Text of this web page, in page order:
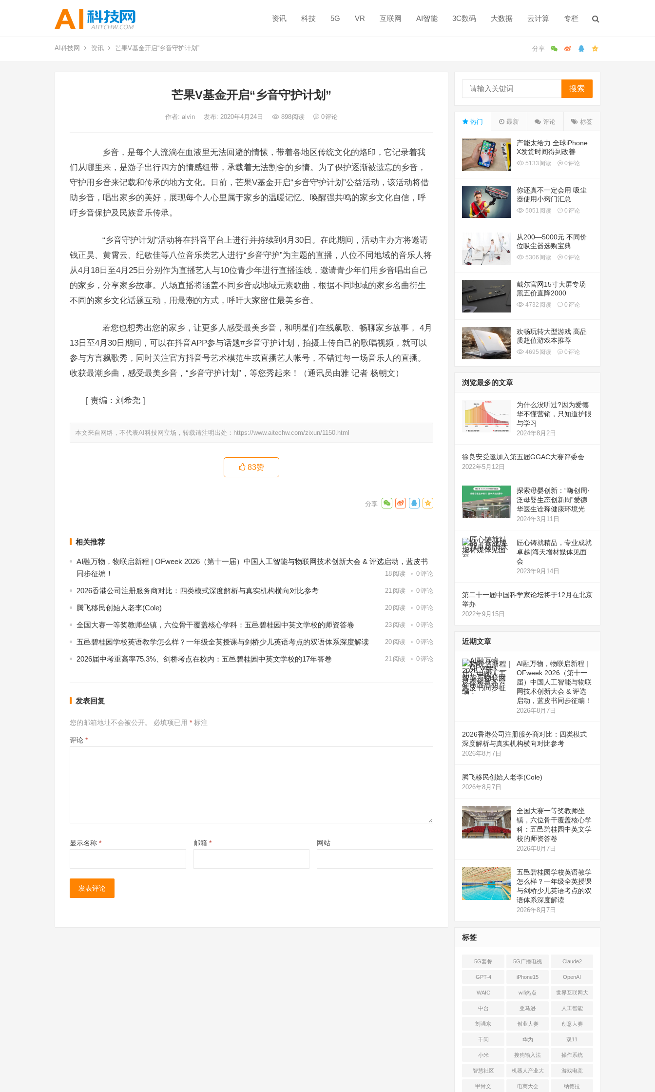
资讯 科技 5G VR 互联网 AI智能 3C数码 大数据 云计算 专栏
AI科技网 资讯 芒果V基金开启“乡音守护计划”
芒果V基金开启“乡音守护计划”
作者: alvin 发布: 2020年4月24日 898阅读 0评论
乡音，是每个人流淌在血液里无法回避的情愫，带着各地区传统文化的烙印，它记录着我
们从哪里来，是游子出行四方的情感纽带，承载着无法割舍的乡情。为了保护逐渐被遗忘的乡音，
守护用乡音来记载和传承的地方文化。日前，芒果V基金开启“乡音守护计划”公益活动，该活动将借
助乡音，唱出家乡的美好，展现每个人心里属于家乡的温暖记忆、唤醒强共鸣的家乡文化自信，呼
吁乡音保护及民族音乐传承。
“乡音守护计划”活动将在抖音平台上进行并持续到4月30日。在此期间，活动主办方将邀请
钱正昊、黄霄云、纪敏佳等八位音乐类艺人进行“乡音守护”为主题的直播，八位不同地域的音乐人将
从4月18日至4月25日分别作为直播艺人与10位青少年进行直播连线，邀请青少年们用乡音唱出自己
的家乡，分享家乡故事。八场直播将涵盖不同乡音或地域元素歌曲，根据不同地域的家乡名曲衍生
不同的家乡文化话题互动，用最潮的方式，呼吁大家留住最美乡音。
若您也想秀出您的家乡，让更多人感受最美乡音，和明星们在线飙歌、畅聊家乡故事， 4月
13日至4月30日期间，可以在抖音APP参与话题#乡音守护计划，拍摄上传自己的歌唱视频，就可以
参与方言飙歌秀，同时关注官方抖音号艺术模范生或直播艺人帐号，不错过每一场音乐人的直播。
收获最潮乡曲，感受最美乡音，“乡音守护计划”，等您秀起来！（通讯员由雅 记者 杨朝文）
[ 责编：刘希尧 ]
本文来自网络，不代表AI科技网立场，转载请注明出处： https://www.aitechw.com/zixun/1150.html
83赞
相关推荐
AI融万物，物联启新程 | OFweek 2026（第十一届）中国人工智能与物联网技术创新大会 & 评选启动，蓝皮书
同步征编！
18 阅读 0评论
2026香港公司注册服务商对比：四类模式深度解析与真实机构横向对比参考 21 阅读 0评论
腾飞移民创始人老李(Cole) 20 阅读 0评论
全国大赛一等奖教师坐镇，六位骨干覆盖核心学科：五邑碧桂园中英文学校的师资答卷 23 阅读 0评论
五邑碧桂园学校英语教学怎么样？一年级全英授课与剑桥少儿英语考点的双语体系深度解读 20 阅读 0评论
2026届中考重高率75.3%、剑桥考点在校内：五邑碧桂园中英文学校的17年答卷 21 阅读 0评论
发表回复
您的邮箱地址不会被公开。 必填项已用 * 标注
评论 *
显示名称 * 邮箱 * 网站
搜索
热门 最新 评论 标签
产能太给力 全球iPhone
X发货时间得到改善
5133 阅读 0评论
你还真不一定会用 吸尘
器使用小窍门汇总
5051 阅读 0评论
从200—5000元 不同价
位吸尘器选购宝典
5306 阅读 0评论
戴尔官网15寸大屏专场
黑五价直降2000
4732 阅读 0评论
欢畅玩转大型游戏 高品
质超值游戏本推荐
4695 阅读 0评论
浏览最多的文章
为什么没听过?因为爱德
华不懂营销，只知道护眼
与学习
2024年8月2日
徐良安受邀加入第五届GGAC大赛评委会
2022年5月12日
探索母婴创新：“嗨创周·
泛母婴生态创新周”爱德
华医生诠释健康环境光
2024年3月11日
匠心铸就精品，专业成就
卓越|海天增材媒体见面
会
2023年9月14日
第二十一届中国科学家论坛将于12月在北京
举办
2022年9月15日
近期文章
AI融万物，物联启新程 |
OFweek 2026（第十一
届）中国人工智能与物联
网技术创新大会 & 评选
启动，蓝皮书同步征编！
2026年8月7日
2026香港公司注册服务商对比：四类模式
深度解析与真实机构横向对比参考
2026年8月7日
腾飞移民创始人老李(Cole)
2026年8月7日
全国大赛一等奖教师坐
镇，六位骨干覆盖核心学
科：五邑碧桂园中英文学
校的师资答卷
2026年8月7日
五邑碧桂园学校英语教学
怎么样？一年级全英授课
与剑桥少儿英语考点的双
语体系深度解读
2026年8月7日
标签
5G套餐 5G广播电视 Claude2
GPT-4 iPhone15 OpenAI
WAIC wifi热点 世界互联网大
会
中台 亚马逊 人工智能
刘强东 创业大赛 创意大赛
千问 华为 双11
小米 搜狗输入法 操作系统
智慧社区 机器人产业大
会
游戏电竞
甲骨文 电商大会 纳德拉